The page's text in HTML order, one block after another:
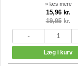
» læs mere
15,96 kr.
19,95kr.